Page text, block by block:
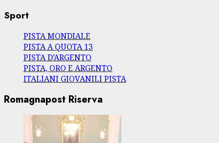
Sport
PISTA MONDIALE
PISTA A QUOTA 13
PISTA D’ARGENTO
PISTA, ORO E ARGENTO
ITALIANI GIOVANILI PISTA
Romagnapost Riserva